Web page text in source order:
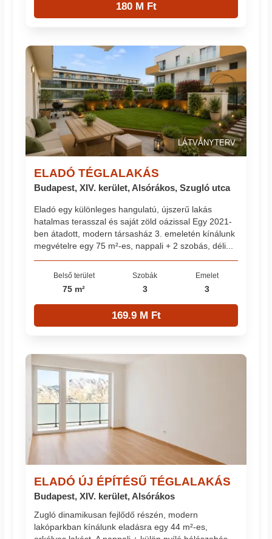
180 M Ft
LÁTVÁNYTERV
ELADÓ TÉGLALAKÁS
Budapest, XIV. kerület, Alsórákos, Szugló utca
Eladó egy különleges hangulatú, újszerű lakás
hatalmas terasszal és saját zöld oázissal Egy 2021-
ben átadott, modern társasház 3. emeletén kínálunk
megvételre egy 75 m²-es, nappali + 2 szobás, déli...
Belső terület
75 m²
Szobák
3
Emelet
3
169.9 M Ft
ELADÓ ÚJ ÉPÍTÉSŰ TÉGLALAKÁS
Budapest, XIV. kerület, Alsórákos
Zugló dinamikusan fejlődő részén, modern
lakóparkban kínálunk eladásra egy 44 m²-es,